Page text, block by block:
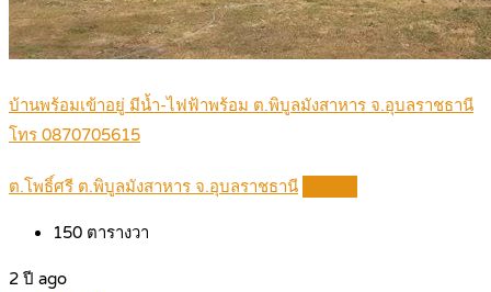
บ้านพร้อมเข้าอยู่ มีน้ำ-ไฟฟ้าพร้อม ต.พิบูลมังสาหาร จ.อุบลราชธานี
โทร 0870705615
ต.โพธิ์ศรี ต.พิบูลมังสาหาร จ.อุบลราชธานี
150 ตารางวา
2 ปี ago